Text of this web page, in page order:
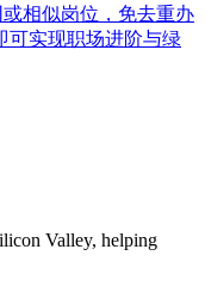
相似岗位，免去重办
可实现职场进阶与绿
Valley, helping